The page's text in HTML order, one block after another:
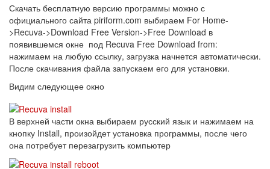
Скачать бесплатную версию программы можно с
официального сайта piriform.com выбираем For Home-
>Recuva->Download Free Version->Free Download в
появившемся окне под Recuva Free Download from:
нажимаем на любую ссылку, загрузка начнется автоматически.
После скачивания файла запускаем его для установки.
Видим следующее окно
В верхней части окна выбираем русский язык и нажимаем на
кнопку Install, произойдет установка программы, после чего
она потребует перезагрузить компьютер